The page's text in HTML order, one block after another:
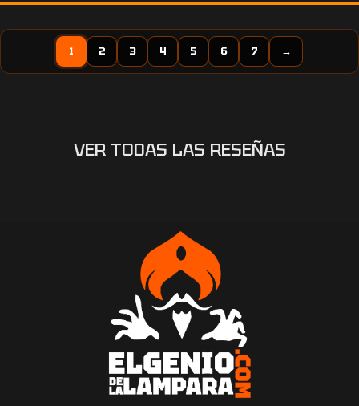
1 2 3 4 5 6 7 →
VER TODAS LAS RESEÑAS